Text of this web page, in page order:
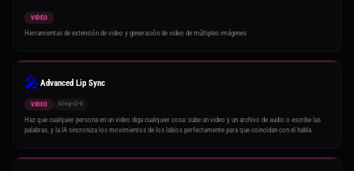
VIDEO
Herramientas de extensión de video y generación de video de múltiples imágenes
🎤Advanced Lip Sync
VIDEO kling-v2-6
Haz que cualquier persona en un video diga cualquier cosa: sube un video y un archivo de audio o escribe las
palabras, y la IA sincroniza los movimientos de los labios perfectamente para que coincidan con el habla